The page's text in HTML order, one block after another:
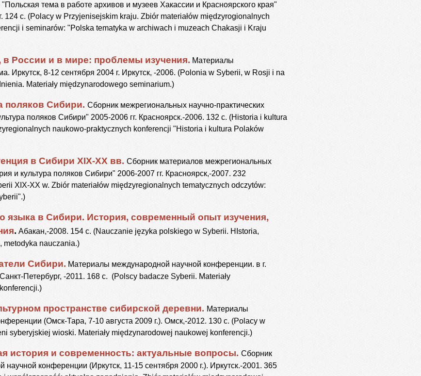
тема в работе архивов и музеев Хакассии и Красноярского края"
124 с. (Polacy w Przyjenisejskim kraju. Zbiór materiałów międzyrogionalnych
i seminarów: "Polska tematyka w archiwach i muzeach Chakasji i Kraju
России и в мире: проблемы изучения. Материалы
Иркутск, 8-12 сентября 2004 г. Иркутск, -2006. (Polonia w Syberii, w Rosji i na
Materiały międzynarodowego seminarium.)
поляков Сибири. Сборник межрегиональных научно-практических
поляков Сибири" 2005-2006 гг. Красноярск.-2006. 132 с. (Historia i kultura
naukowo-praktycznych konferencji "Historia i kultura Polaków
в Сибири XIX-XX вв. Сборник материалов межрегиональных
и культура поляков Сибири" 2006-2007 гг. Красноярск,-2007. 232
XIX-XX w. Zbiór materiałów międzyregionalnych tematycznych odczytów:
языка в Сибири. История, современный опыт изучения,
. Абакан,-2008. 154 с. (Nauczanie języka polskiego w Syberii. HIstoria,
metodyka nauczania.)
Сибири. Материалы международной научной конференции. в г.
Петербург, -2011. 168 с. (Polscy badacze Syberii. Materiały
пространстве сибирской деревни. Материалы
(Омск-Тара, 7-10 августа 2009 г.). Омск,-2012. 130 с. (Polacy w
syberyjskiej wioski. Materiały międzynarodowej naukowej konferencji.)
история и современность: актуальные вопросы. Сборник
конференции (Иркутск, 11-15 сентября 2000 г.). Иркутск.-2001. 365